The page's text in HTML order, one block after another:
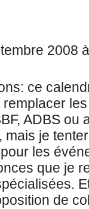
2008
ce
ADBS ou
mais je
les
que je
de